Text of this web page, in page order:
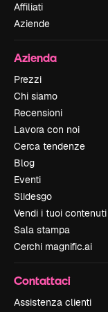
Affiliati
Aziende
Azienda
Prezzi
Chi siamo
Recensioni
Lavora con noi
Cerca tendenze
Blog
Eventi
Slidesgo
Vendi i tuoi contenuti
Sala stampa
Cerchi magnific.ai
Contattaci
Assistenza clienti